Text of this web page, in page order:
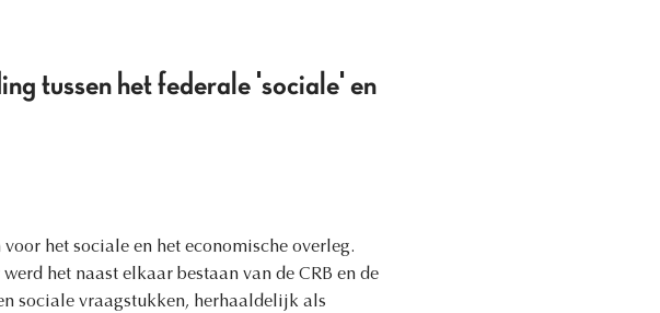
tussen het federale 'sociale' en
het sociale en het economische overleg.
het naast elkaar bestaan van de CRB en de
sociale vraagstukken, herhaaldelijk als